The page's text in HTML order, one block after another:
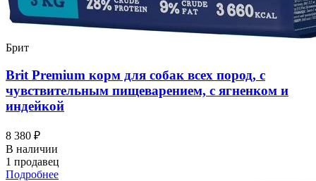
Брит
Brit Premium корм для собак всех пород, с
чувствительным пищеварением, с ягненком и
индейкой
8 380 ₽
В наличии
1 продавец
Подробнее